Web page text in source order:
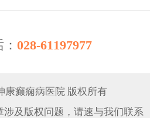
028-61197977
康癫痫病医院 版权所有
及版权问题，请速与我们联系